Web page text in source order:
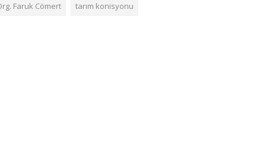
Faruk Cömert tarım konisyonu